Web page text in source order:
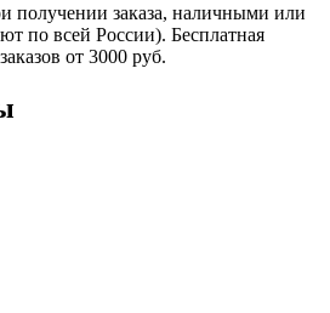
получении заказа, наличными или
по всей России). Бесплатная
от 3000 руб.